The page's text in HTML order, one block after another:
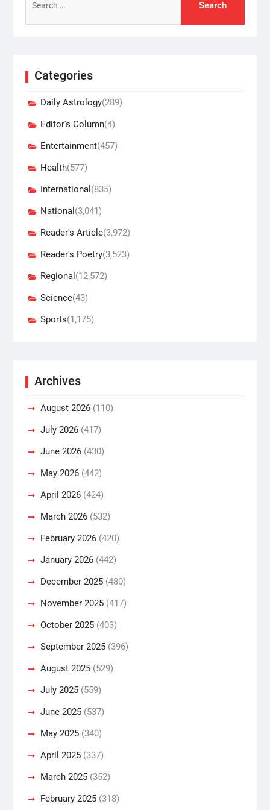
for:
Categories
Daily Astrology(289)
Editor's Column(4)
Entertainment(457)
Health(577)
International (835)
National (3,041)
Reader's Article(3,972)
Reader's Poetry(3,523)
Regional (12,572)
Science(43)
Sports(1,175)
Archives
August 2026(110)
July 2026(417)
June 2026(430)
May 2026(442)
April 2026(424)
March 2026(532)
February 2026(420)
January 2026(442)
December 2025(480)
November 2025(417)
October 2025(403)
September 2025(396)
August 2025(529)
July 2025(559)
June 2025(537)
May 2025(340)
April 2025(337)
March 2025(352)
February 2025(318)